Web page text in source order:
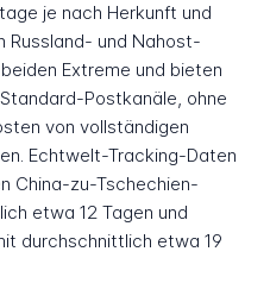
je nach Herkunft und
Russland- und Nahost-
Extreme und bieten
Postkanäle, ohne
von vollständigen
Echtwelt-Tracking-Daten
China-zu-Tschechien-
etwa 12 Tagen und
durchschnittlich etwa 19